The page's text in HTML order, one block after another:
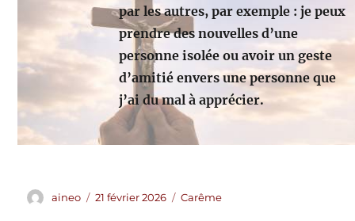
par les autres, par exemple : je peux
prendre des nouvelles d’une
personne isolée ou avoir un geste
d’amitié envers une personne que
j’ai du mal à apprécier.
Auteur
aineo
Publié
21 février 2026 Catégories
Carême